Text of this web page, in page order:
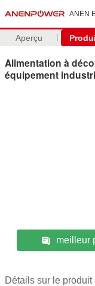
ANEN
Aperçu
Alimentation à
équipement
meilleur
Détails sur le produit